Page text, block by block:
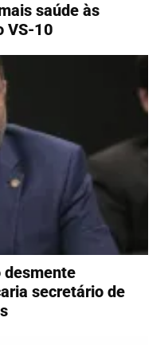
saúde às
VS-10
desmente
secretário de